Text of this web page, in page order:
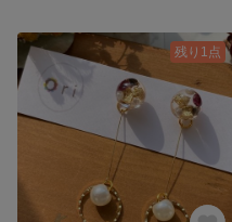
残り1点